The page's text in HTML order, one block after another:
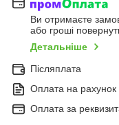
Ви отримаєте
або гроші
Детальніше
Післяплата
Оплата на рахунок
Оплата за